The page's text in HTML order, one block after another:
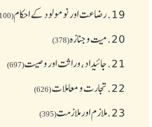
19. رضاعت اور نومولود کے احکام(100)
20. میت و جنازہ(378)
21. جائیداد، وراثت اور وصیت(697)
22. تجارت و معاملات(626)
23. ملازم اور ملازمت(395)